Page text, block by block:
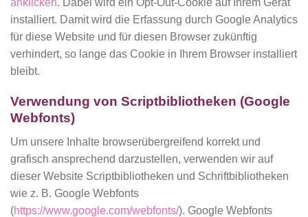
installiert. Damit wird die Erfassung durch Google Analytics
für diese Website und für diesen Browser zukünftig
verhindert, so lange das Cookie in Ihrem Browser installiert
bleibt.
Verwendung von Scriptbibliotheken (Google
Webfonts)
Um unsere Inhalte browserübergreifend korrekt und
grafisch ansprechend darzustellen, verwenden wir auf
dieser Website Scriptbibliotheken und Schriftbibliotheken
wie z. B. Google Webfonts
(https://www.google.com/webfonts/). Google Webfonts